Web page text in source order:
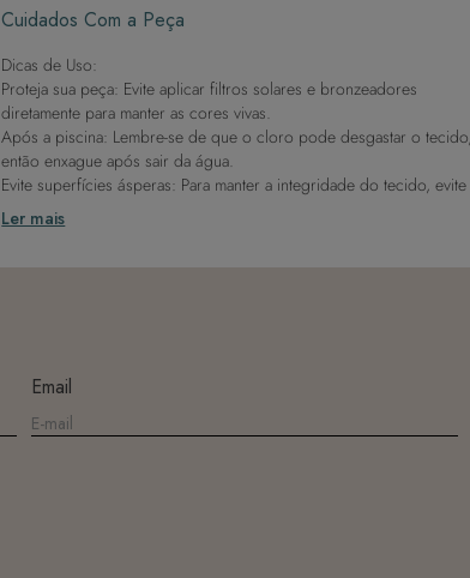
Cuidados Com a Peça
Dicas de Uso:
Proteja sua peça: Evite aplicar filtros solares e bronzeadores
diretamente para manter as cores vivas.
Após a piscina: Lembre-se de que o cloro pode desgastar o tecido,
então enxague após sair da água.
Evite superfícies ásperas: Para manter a integridade do tecido, evite
contato com superfícies rugosas.
sombra e evite a secadora.
Para cores vibrantes: Lave as peças antes do primeiro uso e siga as
dicas acima para manter as cores radiantes.
Ler mais
Email